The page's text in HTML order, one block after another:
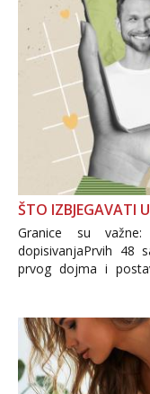
ŠTO IZBJEGAVATI
Granice su
dopisivanjaPrvih 48
prvog dojma i
Važno je izbjeći
informacija, jer
povjerenje. Takođe...